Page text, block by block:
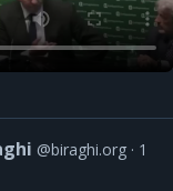
@biraghi.org
1